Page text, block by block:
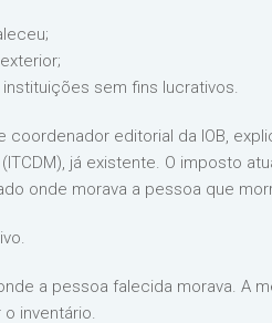
sem fins lucrativos.
editorial da IOB,
já existente. O imposto
onde morava a pessoa que
a pessoa falecida morava. A
inventário.